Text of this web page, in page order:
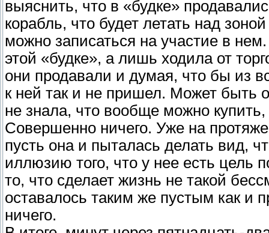
выяснить, что в «будке»
корабль, что будет летать над
можно записаться на участие в
этой «будке», а лишь ходила от
они продавали и думая, что бы из
к ней так и не пришел. Может быть
не знала, что вообще можно
Совершенно ничего. Уже на
пусть она и пыталась делать вид,
иллюзию того, что у нее есть цель
то, что сделает жизнь не такой
оставалось таким же пустым как
ничего.